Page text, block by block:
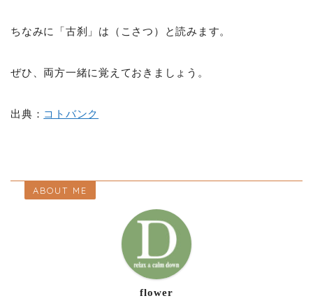
ちなみに「古刹」は（こさつ）と読みます。
ぜひ、両方一緒に覚えておきましょう。
出典： コトバンク
ABOUT ME
flower